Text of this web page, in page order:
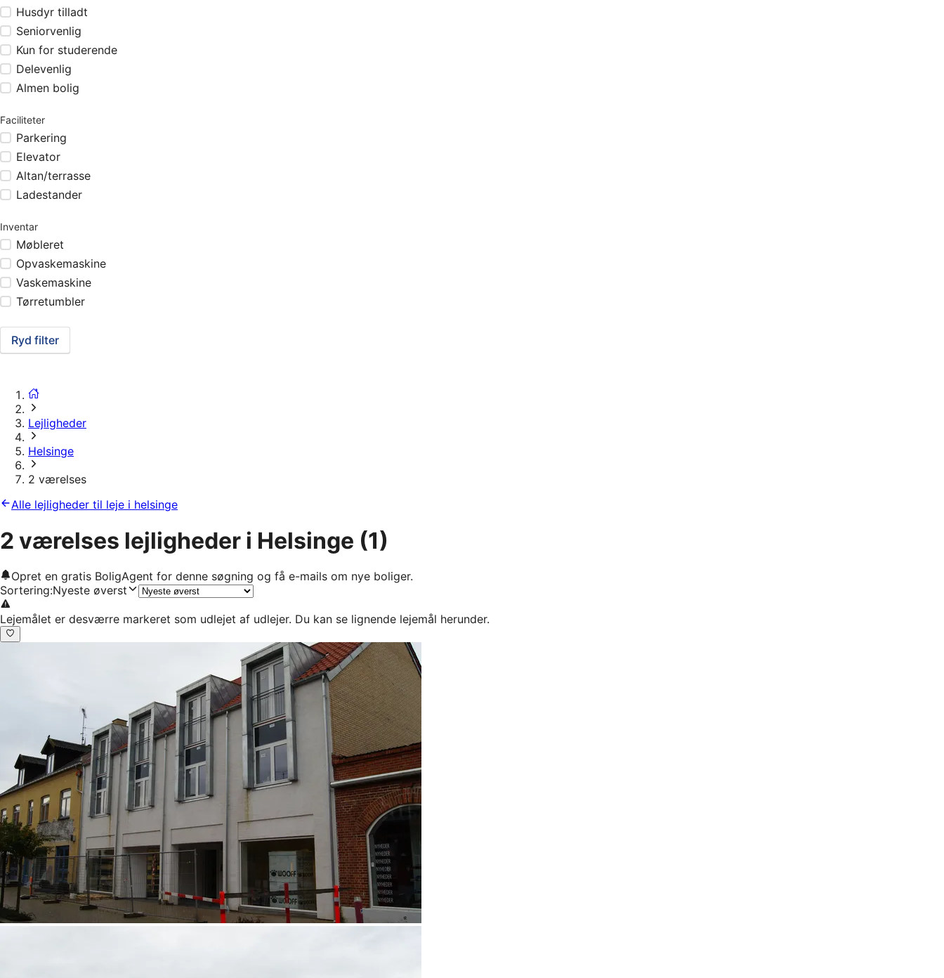
Husdyr tilladt
Seniorvenlig
Kun for studerende
Delevenlig
Almen bolig
Faciliteter
Parkering
Elevator
Altan/terrasse
Ladestander
Inventar
Møbleret
Opvaskemaskine
Vaskemaskine
Tørretumbler
Ryd filter
Lejligheder
Helsinge
2 værelses
Alle lejligheder til leje i helsinge
2 værelses lejligheder i Helsinge (1)
Opret en gratis BoligAgent for denne søgning og få e-mails om nye boliger.
Sortering:Nyeste øverst
Lejemålet er desværre markeret som udlejet af udlejer. Du kan se lignende lejemål herunder.